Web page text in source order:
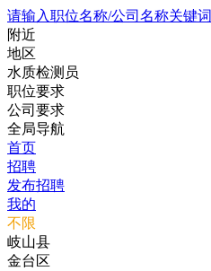
请输入职位名称/公司名称关键词
附近
地区
水质检测员
职位要求
公司要求
全局导航
首页
招聘
发布招聘
我的
不限
岐山县
金台区